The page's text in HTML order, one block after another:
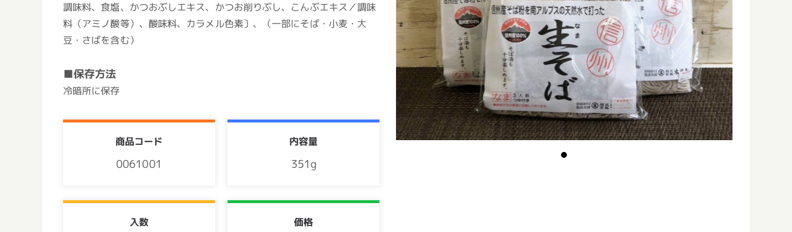
調味料、食塩、かつおぶしエキス、かつお削りぶし、こんぶエキス／調味
料（アミノ酸等）、酸味料、カラメル色素〕、（一部にそば・小麦・大
豆・さばを含む）
■保存方法
冷暗所に保存
商品コード
0061001
内容量
351g
入数 価格